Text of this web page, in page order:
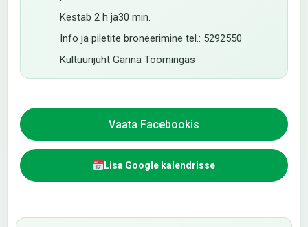
Kestab 2 h ja30 min.
Info ja piletite broneerimine tel.: 5292550
Kultuurijuht Garina Toomingas
Vaata Facebookis
Lisa Google kalendrisse